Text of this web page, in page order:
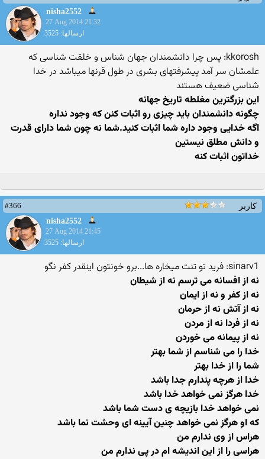
nisha2552
27 Aug 2014 21:32
ارسالها: 3525
kkorosh: پس چرا دانشمندان جهان شناس و خلقت شناسی که
علمشان سر آمد پیشرفتهای بشری در طول قرنها میباشد در خدا
شناسی ضعیف هستند
این بزرگترین مغلطه تاریخ جهانه
چگونه دانشمندان باید چیزی رو اثبات کنن که وجود نداره
اگه خدایی وجود داره شما اثبات کنید.شما نه چون شما دارای قدرت
و دانش مطلق نیستین
خداتون اثبات کنه
کاربر
#366
nisha2552
27 Aug 2014 21:45
ارسالها: 3525
sinarv1: فرید تو تنت میخاره ها...برو خونتون اینقدر کفر نگو
نه از افسانه می ترسم نه از شیطان
نه از کفر و نه از ایمان
نه از آتش نه از حرمان
نه از فردا نه از مردن
نه از پیمانه می خوردن
خدا را می شناسم از شما بهتر
شما را از خدا بهتر
خدا از هرچه پندارم جدا باشد
خدا هرگز نمی خواهد خدا باشد
نمی خواهد خدا بازیچه ی دست شما باشد
که او هرگز نمی خواهد چنین آیینه ای وحشت نما باشد
هراس از وی ندارم من
هراسی را از این اندیشه ام در پی ندارم من